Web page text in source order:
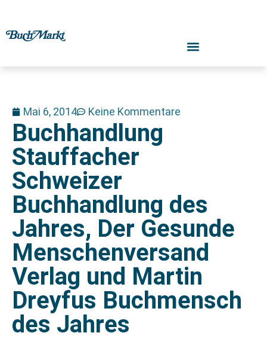
Mai 6, 2014 Keine Kommentare
Buchhandlung
Stauffacher
Schweizer
Buchhandlung des
Jahres, Der Gesunde
Menschenversand
Verlag und Martin
Dreyfus Buchmensch
des Jahres